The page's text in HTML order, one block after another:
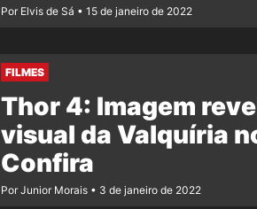
Por Elvis de Sá 15 de janeiro de 2022
FILMES
Thor 4: Imagem
visual da Valquíria
Confira
Por Junior Morais 3 de janeiro de 2022